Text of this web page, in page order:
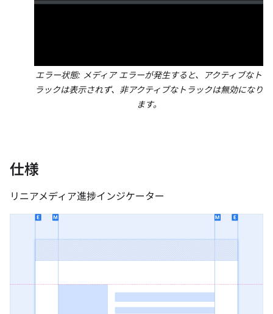
エラー状態: メディア エラーが発生すると、アクティブなト
ラックは表示されず、非アクティブなトラックは無効になり
ます。
仕様
リニアメディア進捗インジケーター